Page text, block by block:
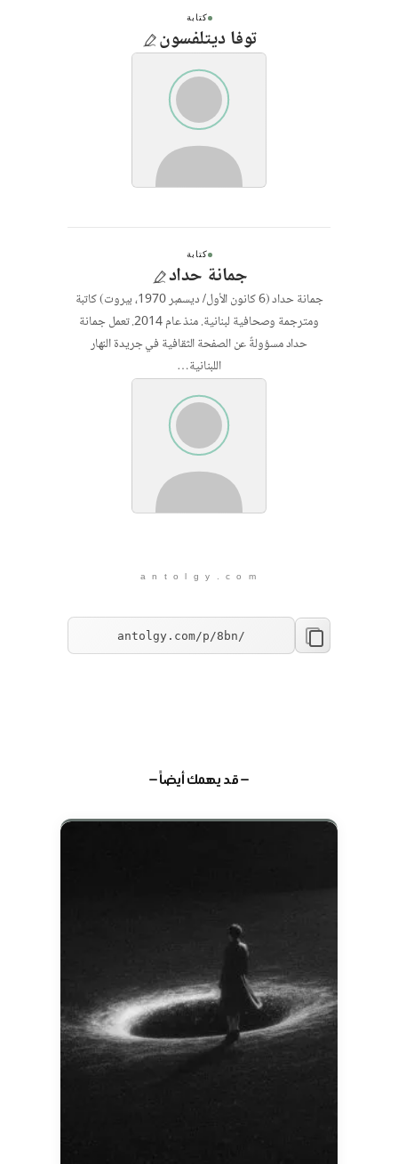
كتابة
توفا ديتلفسون
كتابة
جمانة حداد
جمانة حداد (6 كانون الأول/ ديسمبر 1970، بيروت) كاتبة
ومترجمة وصحافية لبنانية. منذ عام 2014. تعمل جمانة
حداد مسؤولةً عن الصفحة الثقافية في جريدة النهار
اللبنانية…
a n t o l g y . c o m
— قد يهمك أيضاً —